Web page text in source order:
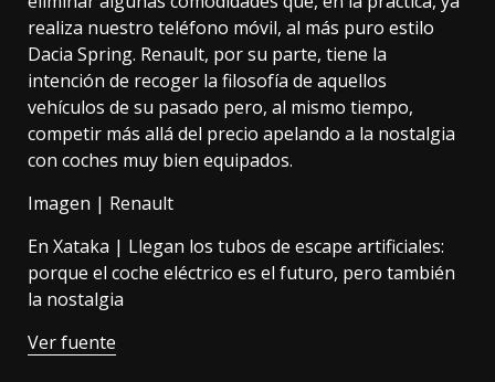
realiza nuestro teléfono móvil, al más puro estilo
Dacia Spring. Renault, por su parte, tiene la
intención de recoger la filosofía de aquellos
vehículos de su pasado pero, al mismo tiempo,
competir más allá del precio apelando a la nostalgia
con coches muy bien equipados.
Imagen | Renault
En Xataka | Llegan los tubos de escape artificiales:
porque el coche eléctrico es el futuro, pero también
la nostalgia
Ver fuente